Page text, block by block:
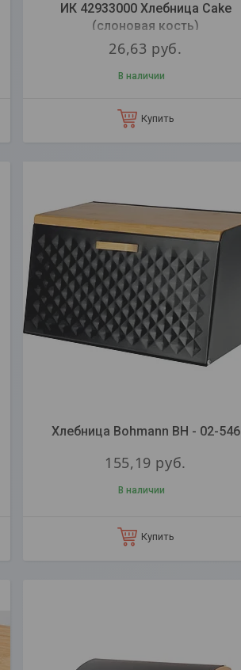
ИК 42933000 Хлебница Cake
(слоновая кость)
26,63 руб.
В наличии
Купить
Хлебница Bohmann BH - 02-546
155,19 руб.
В наличии
Купить